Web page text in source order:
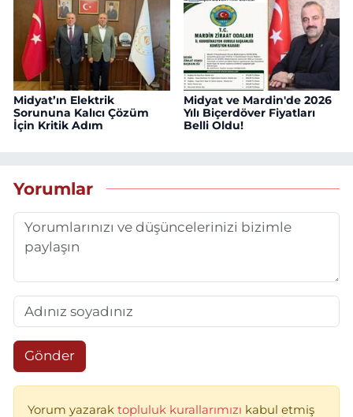
Midyat’ın Elektrik
Sorununa Kalıcı Çözüm
İçin Kritik Adım
Midyat ve Mardin'de 2026
Yılı Biçerdöver Fiyatları
Belli Oldu!
Yorumlar
Gönder
Yorum yazarak topluluk kurallarımızı kabul etmiş